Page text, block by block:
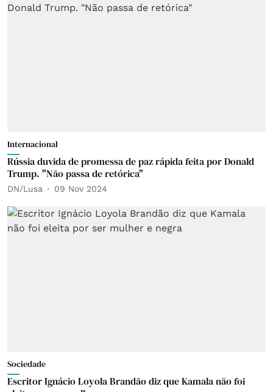
Internacional
Rússia duvida de promessa de paz rápida feita por Donald
Trump. "Não passa de retórica"
DN/Lusa 09 Nov 2024
Sociedade
Escritor Ignácio Loyola Brandão diz que Kamala não foi